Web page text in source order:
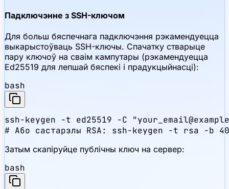
Падключэнне з SSH-ключом
Для больш бяспечнага падключэння рэкамендуецца
выкарыстоўваць SSH-ключы. Спачатку стварыце
пару ключоў на сваім кампутары (рэкамендуецца
Ed25519 для лепшай бяспекі і прадукцыйнасці):
bash
ssh-keygen -t ed25519 -C
# Або састарэлы RSA: ssh-keygen -t rsa -b
Затым скапіруйце публічны ключ на сервер:
bash